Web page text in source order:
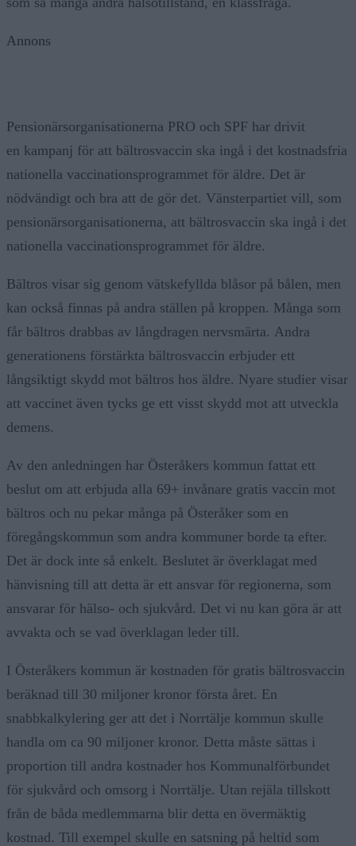
Annons
Pensionärsorganisationerna PRO och SPF har drivit
en kampanj för att bältrosvaccin ska ingå i det kostnadsfria
nationella vaccinationsprogrammet för äldre. Det är
nödvändigt och bra att de gör det. Vänsterpartiet vill, som
pensionärsorganisationerna, att bältrosvaccin ska ingå i det
nationella vaccinationsprogrammet för äldre.
Bältros visar sig genom vätskefyllda blåsor på bålen, men
kan också finnas på andra ställen på kroppen. Många som
får bältros drabbas av långdragen nervsmärta. Andra
generationens förstärkta bältrosvaccin erbjuder ett
långsiktigt skydd mot bältros hos äldre. Nyare studier visar
att vaccinet även tycks ge ett visst skydd mot att utveckla
demens.
Av den anledningen har Österåkers kommun fattat ett
beslut om att erbjuda alla 69+ invånare gratis vaccin mot
bältros och nu pekar många på Österåker som en
föregångskommun som andra kommuner borde ta efter.
Det är dock inte så enkelt. Beslutet är överklagat med
hänvisning till att detta är ett ansvar för regionerna, som
ansvarar för hälso- och sjukvård. Det vi nu kan göra är att
avvakta och se vad överklagan leder till.
I Österåkers kommun är kostnaden för gratis bältrosvaccin
beräknad till 30 miljoner kronor första året. En
snabbkalkylering ger att det i Norrtälje kommun skulle
handla om ca 90 miljoner kronor. Detta måste sättas i
proportion till andra kostnader hos Kommunalförbundet
för sjukvård och omsorg i Norrtälje. Utan rejäla tillskott
från de båda medlemmarna blir detta en övermäktig
kostnad. Till exempel skulle en satsning på heltid som